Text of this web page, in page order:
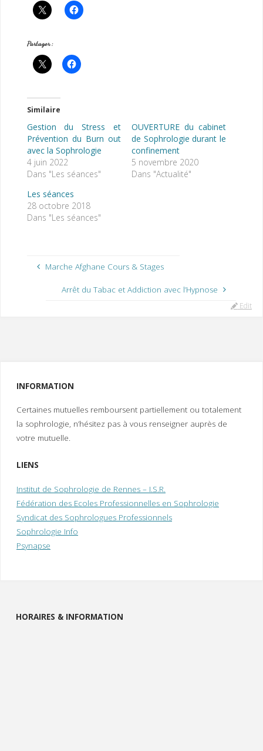
Edit«
Partager :
Similaire
Gestion du Stress et
Prévention du Burn out
avec la Sophrologie
4 juin 2022
Dans "Les séances"
OUVERTURE du cabinet
de Sophrologie durant le
confinement
5 novembre 2020
Dans "Actualité"
Les séances
28 octobre 2018
Dans "Les séances"
Marche Afghane Cours & Stages
Arrêt du Tabac et Addiction avec l’Hypnose
INFORMATION
Certaines mutuelles remboursent partiellement ou totalement
la sophrologie, n’hésitez pas à vous renseigner auprès de
votre mutuelle.
LIENS
Institut de Sophrologie de Rennes – I.S.R.
Fédération des Ecoles Professionnelles en Sophrologie
Syndicat des Sophrologues Professionnels
Sophrologie Info
Psynapse
HORAIRES & INFORMATION